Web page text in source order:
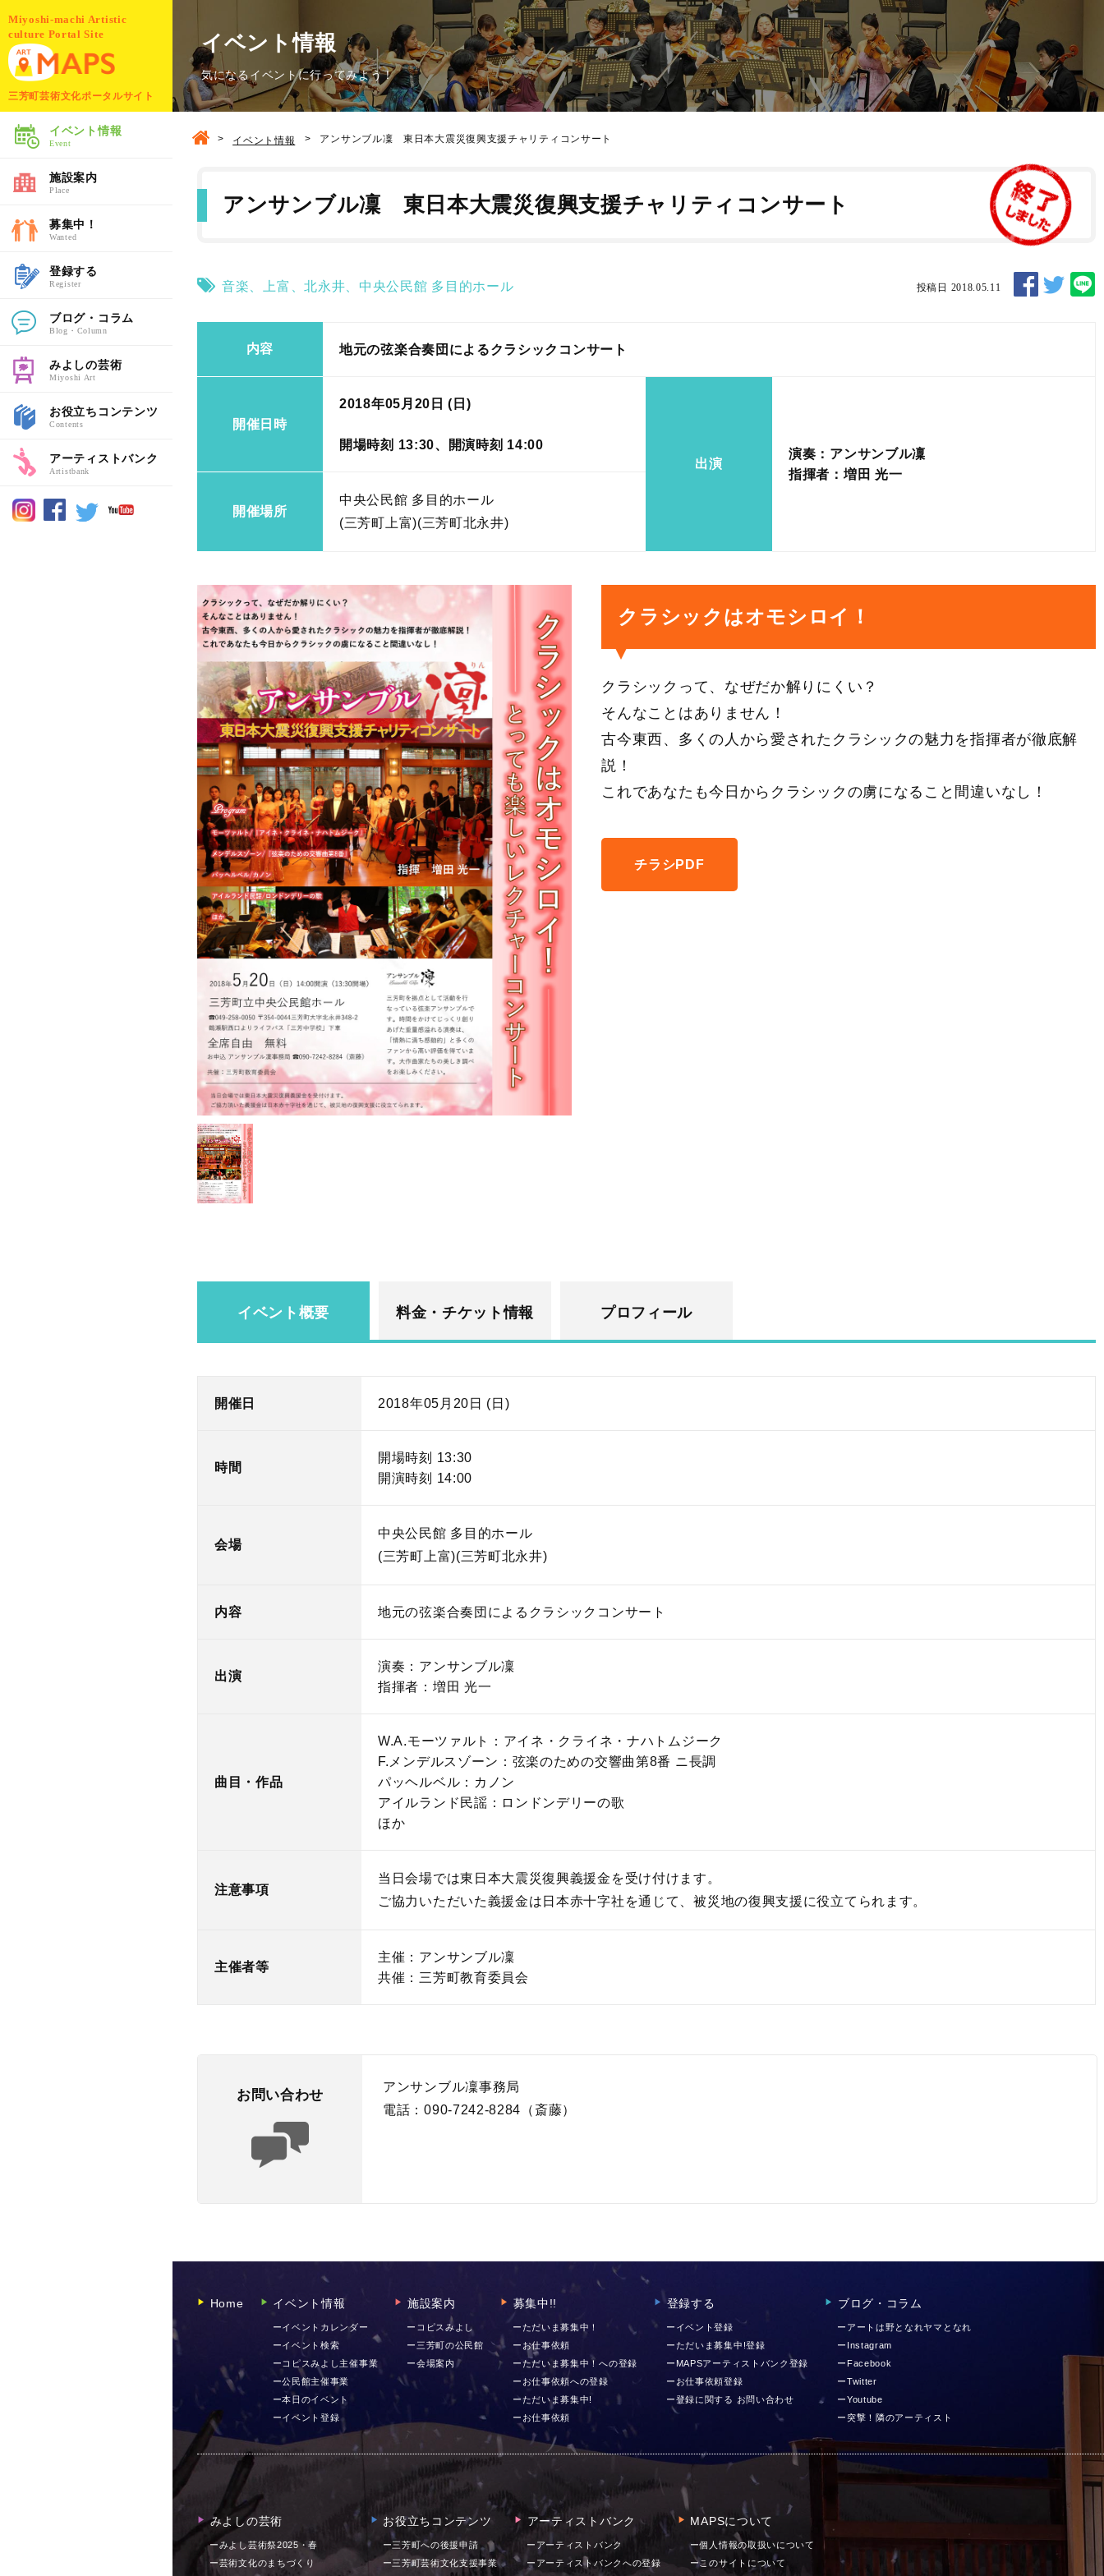
Miyoshi-machi Artistic
culture Portal Site
三芳町芸術文化ポータルサイト
イベント情報
Event
施設案内
Place
募集中！
Wanted
登録する
Register
ブログ・コラム
Blog・Column
みよしの芸術
Miyoshi Art
お役立ちコンテンツ
Contents
アーティストバンク
Artistbank
イベント情報
気になるイベントに行ってみよう！
> イベント情報 > アンサンブル凜 東日本大震災復興支援チャリティコンサート
アンサンブル凜 東日本大震災復興支援チャリティコンサート
音楽 上富 、北永井 中央公民館 多目的ホール 投稿日 2018.05.11
内容 地元の弦楽合奏団によるクラシックコンサート
開催日時
2018年05月20日 (日)
開場時刻 13:30、開演時刻 14:00
出演
演奏：アンサンブル凜
指揮者：増田 光一
開催場所
中央公民館 多目的ホール
(三芳町上富)(三芳町北永井)
クラシックはオモシロイ！
クラシックって、なぜだか解りにくい？
そんなことはありません！
古今東西、多くの人から愛されたクラシックの魅力を指揮者が徹底解
説！
これであなたも今日からクラシックの虜になること間違いなし！
チラシPDF
イベント概要 料金・チケット情報 プロフィール
開催日 2018年05月20日 (日)
時間
開場時刻 13:30
開演時刻 14:00
会場
中央公民館 多目的ホール
(三芳町上富)(三芳町北永井)
内容 地元の弦楽合奏団によるクラシックコンサート
出演
演奏：アンサンブル凜
指揮者：増田 光一
曲目・作品
W.A.モーツァルト：アイネ・クライネ・ナハトムジーク
F.メンデルスゾーン：弦楽のための交響曲第8番 ニ長調
パッヘルベル：カノン
アイルランド民謡：ロンドンデリーの歌
ほか
注意事項
当日会場では東日本大震災復興義援金を受け付けます。
ご協力いただいた義援金は日本赤十字社を通じて、被災地の復興支援に役立てられます。
主催者等
主催：アンサンブル凜
共催：三芳町教育委員会
お問い合わせ
アンサンブル凜事務局
電話：090-7242-8284（斎藤）
▶︎ Home ▶︎ イベント情報
ーイベントカレンダー
ーイベント検索
ーコピスみよし主催事業
ー公民館主催事業
ー本日のイベント
ーイベント登録
▶︎ 施設案内
ーコピスみよし
ー三芳町の公民館
ー会場案内
▶︎ 募集中!!
ーただいま募集中！
ーお仕事依頼
ーただいま募集中！への登録
ーお仕事依頼への登録
ーただいま募集中!
ーお仕事依頼
▶︎ 登録する
ーイベント登録
ーただいま募集中!登録
ーMAPSアーティストバンク登録
ーお仕事依頼登録
ー登録に関する お問い合わせ
▶︎ ブログ・コラム
ーアートは野となれヤマとなれ
ーInstagram
ーFacebook
ーTwitter
ーYoutube
ー突撃！隣のアーティスト
▶︎ みよしの芸術
ーみよし芸術祭2025・春
ー芸術文化のまちづくり
▶︎ お役立ちコンテンツ
ー三芳町への後援申請
ー三芳町芸術文化支援事業
▶︎ アーティストバンク
ーアーティストバンク
ーアーティストバンクへの登録
▶︎ MAPSについて
ー個人情報の取扱いについて
ーこのサイトについて